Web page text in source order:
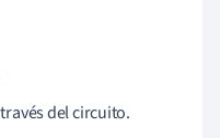
del circuito.